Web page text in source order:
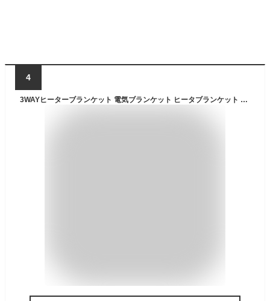
4
3WAYヒーターブランケット 電気ブランケット ヒータブランケット ブランケット 電気毛布 電気ひざ掛け 膝掛け ひざ掛け 肩掛け アウトドア USB電源 クリスマス RELICIA TOHO